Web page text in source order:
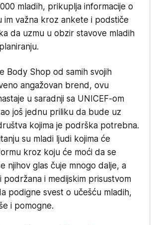
mladih, prikuplja informacije o
im važna kroz ankete i podstiče
da uzmu u obzir stavove mladih
Body Shop od samih svojih
angažovan brend, ovu
u saradnji sa UNICEF-om
još jednu priliku da bude uz
kojima je podrška potrebna.
su mladi ljudi kojima će
kroz koju će moći da se
njihov glas čuje mnogo dalje, a
podržana i medijskim prisustvom
podigne svest o učešću mladih,
i pomogne.